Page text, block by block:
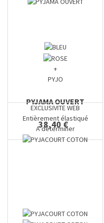
+
PYJO
PYJAMA OUVERT
38,40 €
EXCLUSIVITE WEB
Entièrement élastiqué
A déterminer